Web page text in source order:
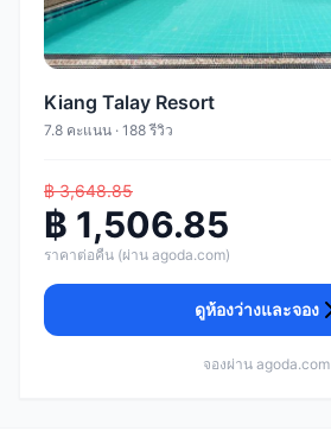
Kiang Talay Resort
7.8 คะแนน · 188 รีวิว
฿ 3,648.85
฿ 1,506.85
ราคาต่อคืน (ผ่าน agoda.com)
ดูห้องว่างและจอง
จองผ่าน agoda.com